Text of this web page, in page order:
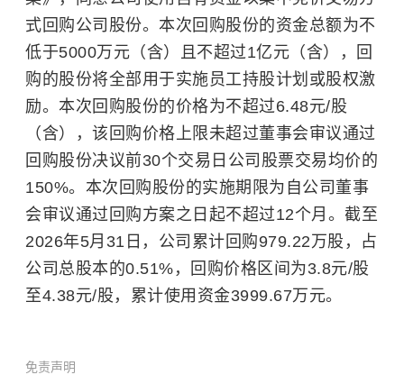
式回购公司股份。本次回购股份的资金总额为不
低于5000万元（含）且不超过1亿元（含），回
购的股份将全部用于实施员工持股计划或股权激
励。本次回购股份的价格为不超过6.48元/股
（含），该回购价格上限未超过董事会审议通过
回购股份决议前30个交易日公司股票交易均价的
150%。本次回购股份的实施期限为自公司董事
会审议通过回购方案之日起不超过12个月。截至
2026年5月31日，公司累计回购979.22万股，占
公司总股本的0.51%，回购价格区间为3.8元/股
至4.38元/股，累计使用资金3999.67万元。
免责声明